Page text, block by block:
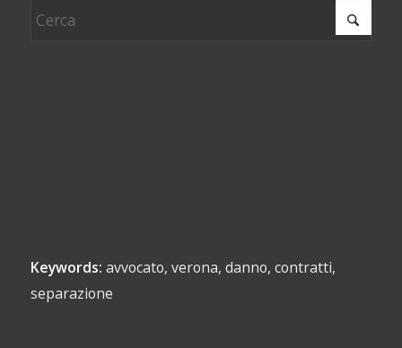
Keywords: avvocato, verona, danno, contratti,
separazione